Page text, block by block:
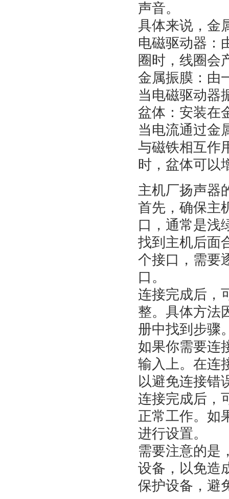
声音。
具体来说，金
电磁驱动器：
圈时，线圈会
金属振膜：由
当电磁驱动器
盆体：安装在
当电流通过金
与磁铁相互作
时，盆体可以
主机厂扬声器
首先，确保主
口，通常是浅
找到主机后面
个接口，需要
口。
连接完成后，
整。具体方法
册中找到步骤
如果你需要连
输入上。在连
以避免连接错
连接完成后，
正常工作。如
进行设置。
需要注意的是
设备，以免造
保护设备，避